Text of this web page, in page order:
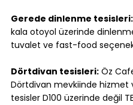
Gerede dinlenme tesisleri:
kala otoyol üzerinde
tuvalet ve fast-food
Dörtdivan tesisleri: Öz
Dörtdivan mevkiinde hizmet
tesisler D100 üzerinde değil